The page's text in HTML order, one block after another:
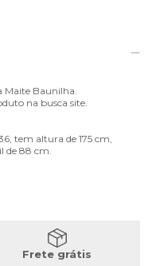
Maite Baunilha.
na busca site.
tem altura de 175 cm,
de 88 cm.
Frete grátis